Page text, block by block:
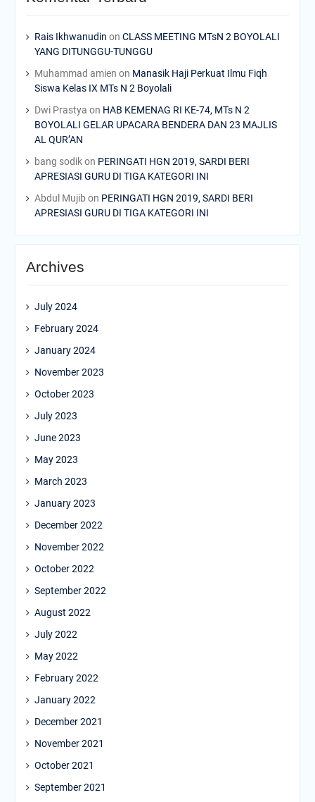
Rais Ikhwanudin on CLASS MEETING MTsN 2 BOYOLALI
YANG DITUNGGU-TUNGGU
Muhammad amien on Manasik Haji Perkuat Ilmu Fiqh
Siswa Kelas IX MTs N 2 Boyolali
Dwi Prastya on HAB KEMENAG RI KE-74, MTs N 2
BOYOLALI GELAR UPACARA BENDERA DAN 23 MAJLIS
AL QUR’AN
bang sodikon PERINGATI HGN 2019, SARDI BERI
APRESIASI GURU DI TIGA KATEGORI INI
Abdul Mujib on PERINGATI HGN 2019, SARDI BERI
APRESIASI GURU DI TIGA KATEGORI INI
Archives
July 2024
February 2024
January 2024
November 2023
October 2023
July 2023
June 2023
May 2023
March 2023
January 2023
December 2022
November 2022
October 2022
September 2022
August 2022
July 2022
May 2022
February 2022
January 2022
December 2021
November 2021
October 2021
September 2021